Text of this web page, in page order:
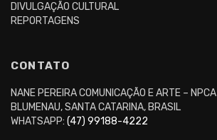
DIVULGAÇÃO CULTURAL
REPORTAGENS
CONTATO
NANE PEREIRA COMUNICAÇÃO E ARTE – NPCA
BLUMENAU, SANTA CATARINA, BRASIL
WHATSAPP: (47) 99188-4222